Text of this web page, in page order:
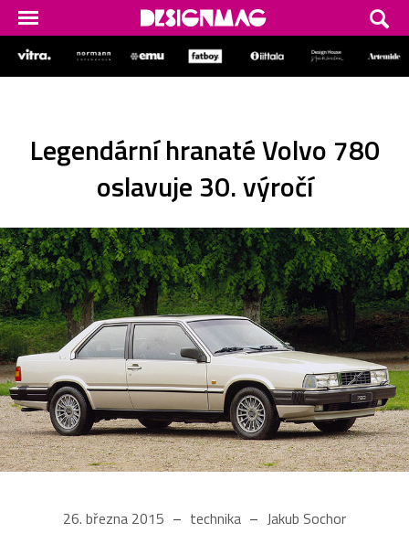
Legendární hranaté Volvo 780
oslavuje 30. výročí
26. března 2015 technika Jakub Sochor